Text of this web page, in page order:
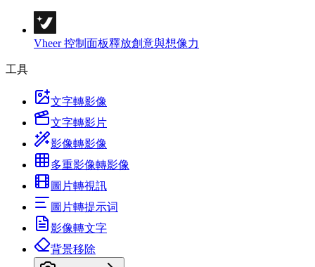
Vheer 控制面板釋放創意與想像力
工具
文字轉影像
文字轉影片
影像轉影像
多重影像轉影像
圖片轉視訊
圖片轉提示词
影像轉文字
背景移除